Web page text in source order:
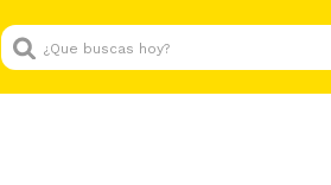
¿Que buscas hoy?